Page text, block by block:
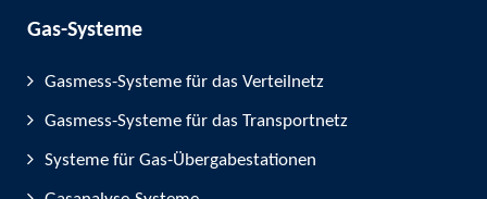
Gas-Systeme
Gasmess-Systeme für das Verteilnetz
Gasmess-Systeme für das Transportnetz
Systeme für Gas-Übergabestationen